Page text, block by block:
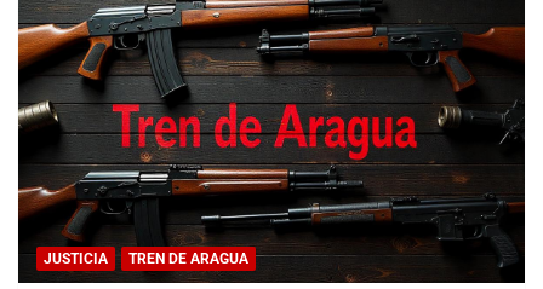
JUSTICIA TREN DE ARAGUA